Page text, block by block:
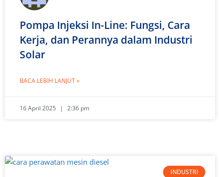
Pompa Injeksi In-Line: Fungsi, Cara
Kerja, dan Perannya dalam Industri
Solar
BACA LEBIH LANJUT »
16 April 2025 2:36 pm
INDUSTRI